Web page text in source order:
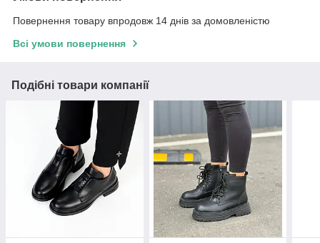
Повернення товару впродовж 14 днів за домовленістю
Всі умови повернення
Подібні товари компанії